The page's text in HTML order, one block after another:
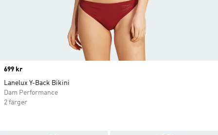
Price
699 kr
Lanelux Y-Back Bikini
Dam Performance
2 färger